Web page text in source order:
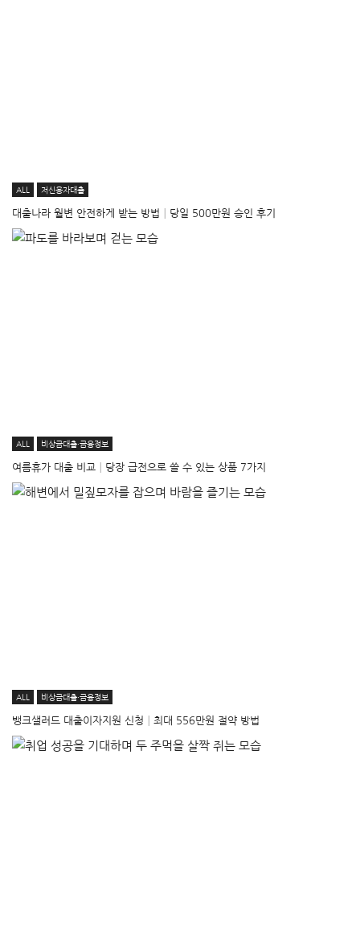
ALL 저신용자대출
대출나라 월변 안전하게 받는 방법│당일 500만원 승인 후기
ALL 비상금대출·금융정보
여름휴가 대출 비교│당장 급전으로 쓸 수 있는 상품 7가지
ALL 비상금대출·금융정보
뱅크샐러드 대출이자지원 신청│최대 556만원 절약 방법